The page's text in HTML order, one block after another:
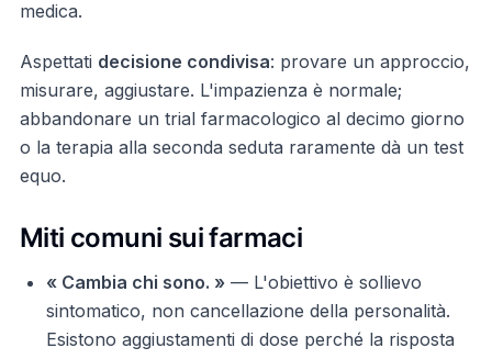
medica.
Aspettati decisione condivisa: provare un approccio,
misurare, aggiustare. L'impazienza è normale;
abbandonare un trial farmacologico al decimo giorno
o la terapia alla seconda seduta raramente dà un test
equo.
Miti comuni sui farmaci
« Cambia chi sono. » — L'obiettivo è sollievo
sintomatico, non cancellazione della personalità.
Esistono aggiustamenti di dose perché la risposta